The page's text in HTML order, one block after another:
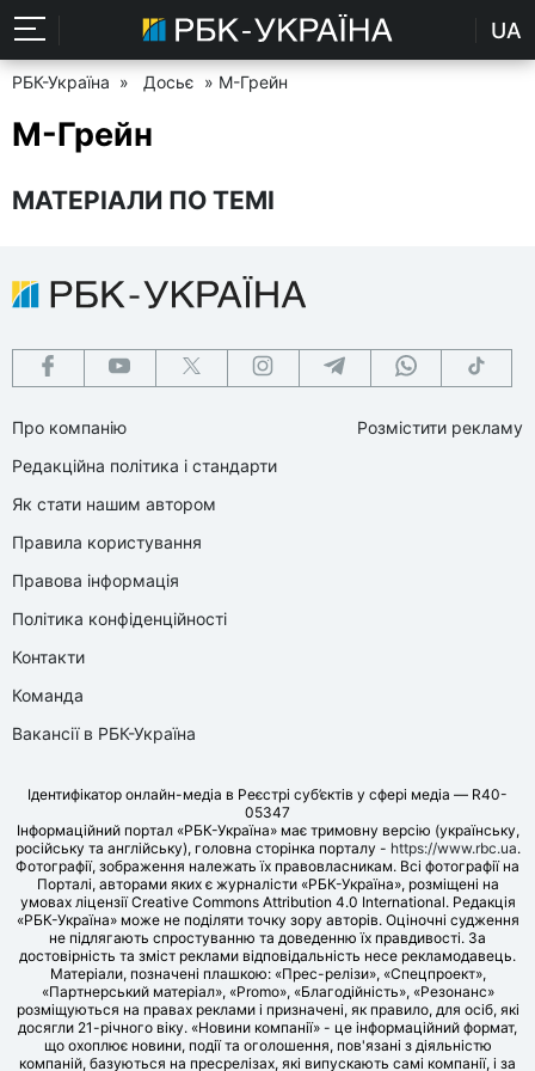
UA
РБК-Україна » Досьє » М-Грейн
М-Грейн
МАТЕРІАЛИ ПО ТЕМІ
Про компанію
Редакційна політика і стандарти
Як стати нашим автором
Правила користування
Правова інформація
Політика конфіденційності
Контакти
Команда
Вакансії в РБК-Україна
Розмістити рекламу
Ідентифікатор онлайн-медіа в Реєстрі суб’єктів у сфері медіа — R40-
05347
Інформаційний портал «РБК-Україна» має тримовну версію (українську,
російську та англійську), головна сторінка порталу - https://www.rbc.ua.
Фотографії, зображення належать їх правовласникам. Всі фотографії на
Порталі, авторами яких є журналісти «РБК-Україна», розміщені на
умовах ліцензії Creative Commons Attribution 4.0 International. Редакція
«РБК-Україна» може не поділяти точку зору авторів. Оціночні судження
не підлягають спростуванню та доведенню їх правдивості. За
достовірність та зміст реклами відповідальність несе рекламодавець.
Матеріали, позначені плашкою: «Прес-релізи», «Спецпроект»,
«Партнерський матеріал», «Promo», «Благодійність», «Резонанс»
розміщуються на правах реклами і призначені, як правило, для осіб, які
досягли 21-річного віку. «Новини компанії» - це інформаційний формат,
що охоплює новини, події та оголошення, пов'язані з діяльністю
компаній, базуються на пресрелізах, які випускають самі компанії, і за